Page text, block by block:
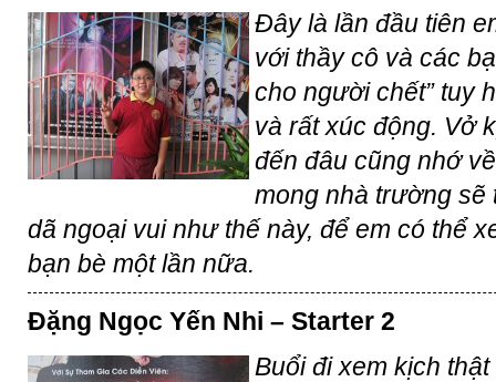
Đây là lần đầu tiên
với thầy cô và các
cho người chết” tuy
và rất xúc động. Vở
đến đâu cũng nhớ
mong nhà trường
dã ngoại vui như thế này, để em có thể
bạn bè một lần nữa.
Đặng Ngọc Yến Nhi – Starter 2
Buổi đi xem kịch